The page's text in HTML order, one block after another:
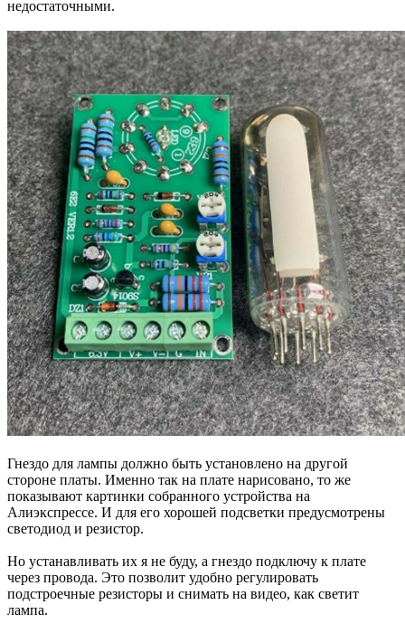
недостаточными.
Гнездо для лампы должно быть установлено на другой
стороне платы. Именно так на плате нарисовано, то же
показывают картинки собранного устройства на
Алиэкспрессе. И для его хорошей подсветки предусмотрены
светодиод и резистор.
Но устанавливать их я не буду, а гнездо подключу к плате
через провода. Это позволит удобно регулировать
подстроечные резисторы и снимать на видео, как светит
лампа.